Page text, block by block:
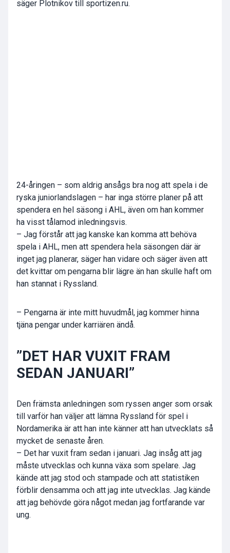
säger Plotnikov till sportizen.ru.
24-åringen – som aldrig ansågs bra nog att spela i de
ryska juniorlandslagen – har inga större planer på att
spendera en hel säsong i AHL, även om han kommer
ha visst tålamod inledningsvis.
– Jag förstår att jag kanske kan komma att behöva
spela i AHL, men att spendera hela säsongen där är
inget jag planerar, säger han vidare och säger även att
det kvittar om pengarna blir lägre än han skulle haft om
han stannat i Ryssland.
– Pengarna är inte mitt huvudmål, jag kommer hinna
tjäna pengar under karriären ändå.
”DET HAR VUXIT FRAM
SEDAN JANUARI”
Den främsta anledningen som ryssen anger som orsak
till varför han väljer att lämna Ryssland för spel i
Nordamerika är att han inte känner att han utvecklats så
mycket de senaste åren.
– Det har vuxit fram sedan i januari. Jag insåg att jag
måste utvecklas och kunna växa som spelare. Jag
kände att jag stod och stampade och att statistiken
förblir densamma och att jag inte utvecklas. Jag kände
att jag behövde göra något medan jag fortfarande var
ung.